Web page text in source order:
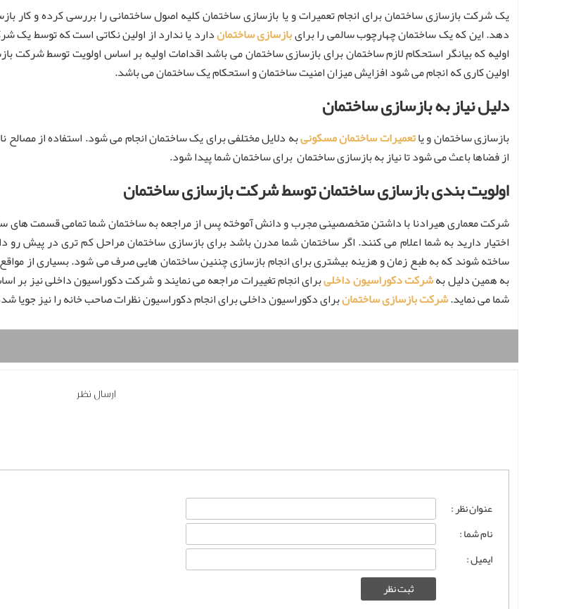
یک شرکت بازسازی ساختمان برای انجام تعمیرات و یا بازسازی ساختمان کلیه اصول ساختمانی را بررسی کرده و کار
دهد. این که یک ساختمان چهارچوب سالمی را برایبازسازی ساختماندارد یا ندارد از اولین نکاتی است که توسط یک
اولیه که بیانگر استحکام لازم ساختمان برای بازسازی ساختمان می باشد اقدامات اولیه بر اساس اولویت توسط
اولین کاری که انجام می شود افزایش میزان امنیت ساختمان و استحکام یک ساختمان می باشد.
دلیل نیاز به بازسازی ساختمان
بازسازی ساختمان و یاتعمیرات ساختمان مسکونیبه دلایل مختلفی برای یک ساختمان انجام می شود. استفاده از
از فضاها باعث می شود تا نیاز به بازسازی ساختمان برای ساختمان شما پیدا شود.
اولویت بندی بازسازی ساختمان توسط شرکت بازسازی ساختمان
شرکت معماری هیرادنا با داشتن متخصصینی مجرب و دانش آموخته پس از مراجعه به ساختمان شما تمامی قسمت های
اختیار دارید به شما اعلام می کنند. اگر ساختمان شما مدرن باشد برای بازسازی ساختمان مراحل کم تری در پیش رو
ساخته شوند که به طبع زمان و هزینه بیشتری برای انجام بازسازی چننین ساختمان هایی صرف می شود. بسیاری از
به همین دلیل بهشرکت دکوراسیون داخلیبرای انجام تغییرات مراجعه می نمایند و شرکت دکوراسیون داخلی نیز
شما می نماید.شرکت بازسازی ساختمانبرای دکوراسیون داخلی برای انجام دکوراسیون نظرات صاحب خانه را نیز جویا
ارسال نظر
عنوان نظر :
نام شما :
ایمیل :